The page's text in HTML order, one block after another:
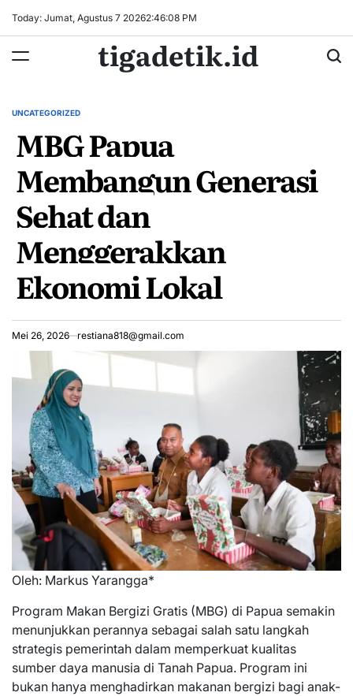
Today: Jumat, Agustus 7 20262:46:08 PM
tigadetik.id
POSTED
UNCATEGORIZED
MBG Papua
Membangun Generasi
Sehat dan
Menggerakkan
Ekonomi Lokal
Mei 26, 2026 restiana818@gmail.com
Oleh: Markus Yarangga*
Program Makan Bergizi Gratis (MBG) di Papua semakin
menunjukkan perannya sebagai salah satu langkah
strategis pemerintah dalam memperkuat kualitas
sumber daya manusia di Tanah Papua. Program ini
bukan hanya menghadirkan makanan bergizi bagi anak-